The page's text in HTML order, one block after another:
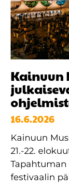
16.6.2026
Kainuun
21.-22.
festivaalin